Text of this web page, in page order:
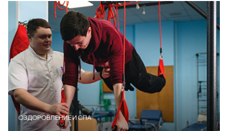
ОЗДОРОВЛЕНИЕ И СПА